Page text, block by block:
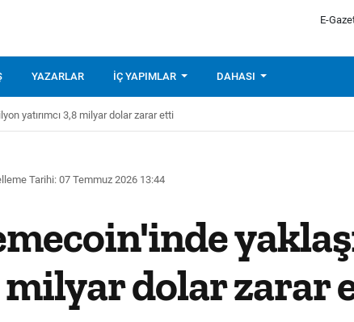
E-
YAZARLAR İÇ YAPIMLAR DAHASI
yatırımcı 3,8 milyar dolar zarar etti
Tarihi: 07 Temmuz 2026 13:44
milyar dolar zarar